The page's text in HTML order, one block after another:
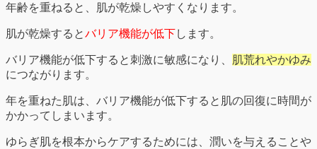
年齢を重ねると、肌が乾燥しやすくなります。
肌が乾燥するとバリア機能が低下します。
バリア機能が低下すると刺激に敏感になり、
肌荒れやかゆみ
につながります。
年を重ねた肌は、バリア機能が低下すると肌の回復に時間が
かかってしまいます。
ゆらぎ肌を根本からケアするためには、潤いを与えることや